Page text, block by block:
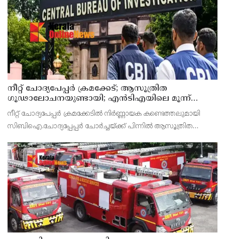
നീറ്റ് ചോദ്യപേപ്പര്‍ ക്രമക്കേട്; ആസൂത്രിത
ഗൂഢാലോചനയുണ്ടായി; എന്‍ടിഎയിലെ മൂന്ന്
സബ്ജക്ട് വിദഗ്ധര്‍ക്ക് പങ്കുണ്ടെന്ന നിർണായക
കണ്ടെത്തലുമായി സിബിഐ
നീറ്റ് ചോദ്യപേപ്പര്‍ ക്രമക്കേടിൽ നിർണ്ണായക കണ്ടെത്തലുമായി
സിബിഐ.ചോദ്യപ്പേപ്പർ ചോർച്ചയ്ക്ക് പിന്നില്‍ ആസൂത്രിത
നാഷണല്‍ ടെസ്റ്റിംഗ് ഏജന്‍സി (എന്‍ടിഎ) വിദഗ്